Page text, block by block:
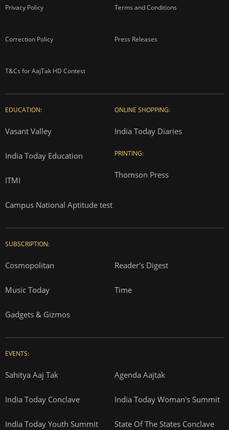
Privacy Policy Terms and Conditions
Correction Policy Press Releases
T&Cs for AajTak HD Contest
EDUCATION:
Vasant Valley
India Today Education
ITMI
Campus National Aptitude test
ONLINE SHOPPING:
India Today Diaries
PRINTING:
Thomson Press
SUBSCRIPTION:
Cosmopolitan Reader's Digest
Music Today Time
Gadgets & Gizmos
EVENTS:
Sahitya Aaj Tak Agenda Aajtak
India Today Conclave India Today Woman's Summit
India Today Youth Summit State Of The States Conclave